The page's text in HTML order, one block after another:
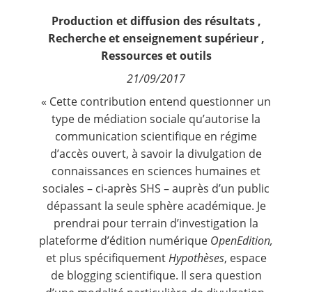
Production et diffusion des résultats,
Recherche et enseignement supérieur,
Ressources et outils
21/09/2017
« Cette contribution entend questionner un
type de médiation sociale qu’autorise la
communication scientifique en régime
d’accès ouvert, à savoir la divulgation de
connaissances en sciences humaines et
sociales – ci-après SHS – auprès d’un public
dépassant la seule sphère académique. Je
prendrai pour terrain d’investigation la
plateforme d’édition numérique OpenEdition,
et plus spécifiquementHypothèses, espace
de blogging scientifique. Il sera question